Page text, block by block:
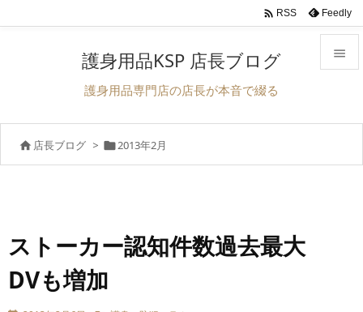


 RSS Feedly
護身用品KSP 店長ブログ
護身用品専門店の店長が本音で綴る
 店長ブログ > 2013年2月
ストーカー認知件数過去最大
DVも増加